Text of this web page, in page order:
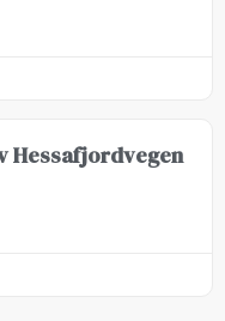
Hessafjordvegen